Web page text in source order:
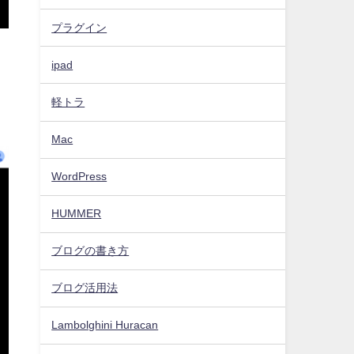
プラグイン
ipad
軽トラ
Mac
WordPress
HUMMER
ブログの書き方
ブログ活用法
Lambolghini Huracan